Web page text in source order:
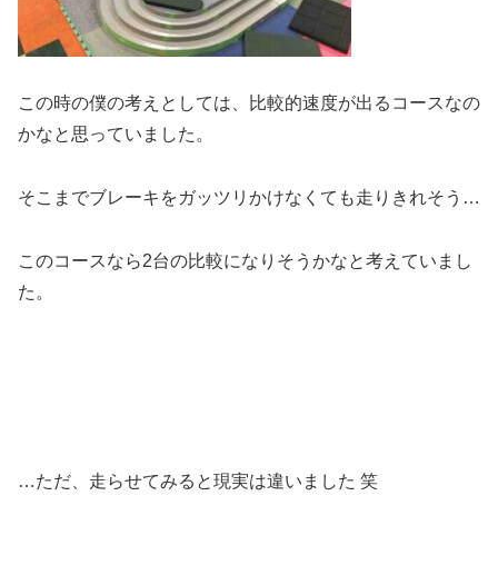
この時の僕の考えとしては、比較的速度が出るコースなの
かなと思っていました。
そこまでブレーキをガッツリかけなくても走りきれそう…
このコースなら2台の比較になりそうかなと考えていまし
た。
…ただ、走らせてみると現実は違いました 笑